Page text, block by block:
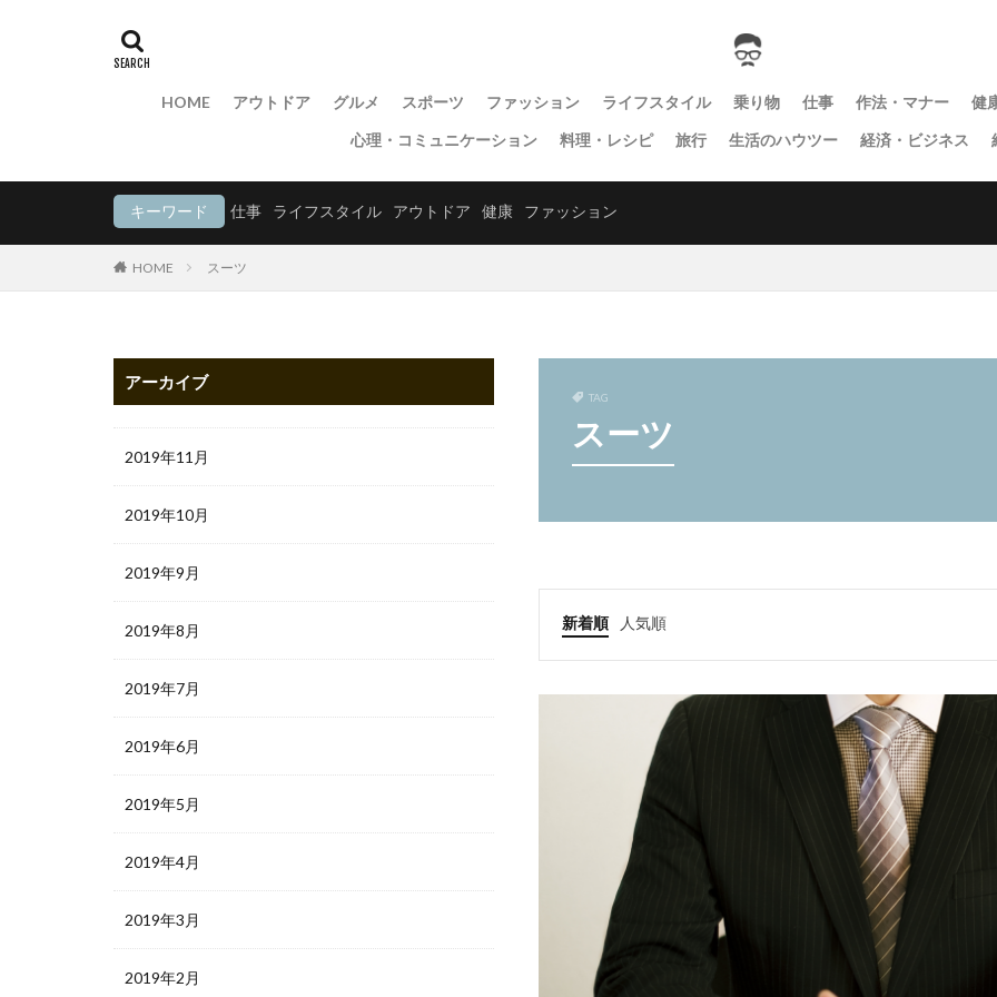
HOME アウトドア グルメ スポーツ ファッション ライフスタイル 乗り物 仕事 作法・マナー
健
心理・コミュニケーション
料理・レシピ 旅行 生活のハウツー 経済・ビジネス
キーワード 仕事 ライフスタイル アウトドア 健康 ファッション
HOME スーツ
TAG
スーツ
新着順 人気順
アーカイブ
2019年11月
2019年10月
2019年9月
2019年8月
2019年7月
2019年6月
2019年5月
2019年4月
2019年3月
2019年2月